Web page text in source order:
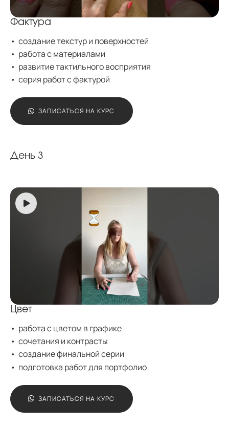
Фактура
создание текстур и поверхностей
работа с материалами
развитие тактильного восприятия
серия работ с фактурой
ЗАПИСАТЬСЯ НА КУРС
День 3
Цвет
работа с цветом в графике
сочетания и контрасты
создание финальной серии
подготовка работ для портфолио
ЗАПИСАТЬСЯ НА КУРС